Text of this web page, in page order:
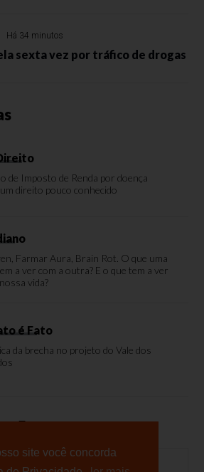
site você concorda
Há 34 minutos
sexta vez por tráfico de drogas
de Imposto de Renda por doença
direito pouco conhecido
Farmar Aura, Brain Rot. O que uma
a ver com a outra? E o que tem a ver
vida?
é Fato
da brecha no projeto do Vale dos
Enquete